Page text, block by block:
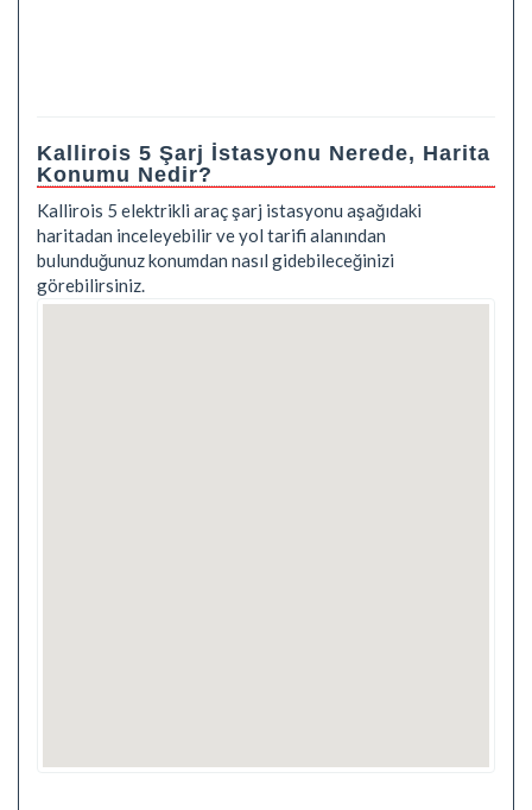
Kallirois 5 Şarj İstasyonu Nerede, Harita
Konumu Nedir?
Kallirois 5 elektrikli araç şarj istasyonu aşağıdaki
haritadan inceleyebilir ve yol tarifi alanından
bulunduğunuz konumdan nasıl gidebileceğinizi
görebilirsiniz.